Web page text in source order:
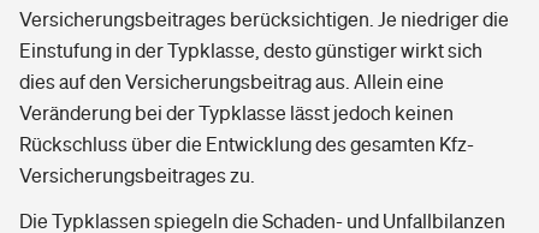
Versicherungsbeitrages berücksichtigen. Je niedriger die
Einstufung in der Typklasse, desto günstiger wirkt sich
dies auf den Versicherungsbeitrag aus. Allein eine
Veränderung bei der Typklasse lässt jedoch keinen
Rückschluss über die Entwicklung des gesamten Kfz-
Versicherungsbeitrages zu.
Die Typklassen spiegeln die Schaden- und Unfallbilanzen